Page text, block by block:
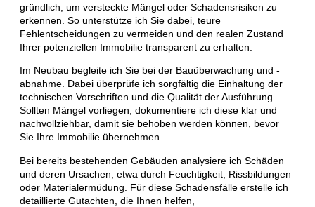
gründlich, um versteckte Mängel oder Schadensrisiken zu
erkennen. So unterstütze ich Sie dabei, teure
Fehlentscheidungen zu vermeiden und den realen Zustand
Ihrer potenziellen Immobilie transparent zu erhalten.
Im Neubau begleite ich Sie bei der Bauüberwachung und -
abnahme. Dabei überprüfe ich sorgfältig die Einhaltung der
technischen Vorschriften und die Qualität der Ausführung.
Sollten Mängel vorliegen, dokumentiere ich diese klar und
nachvollziehbar, damit sie behoben werden können, bevor
Sie Ihre Immobilie übernehmen.
Bei bereits bestehenden Gebäuden analysiere ich Schäden
und deren Ursachen, etwa durch Feuchtigkeit, Rissbildungen
oder Materialermüdung. Für diese Schadensfälle erstelle ich
detaillierte Gutachten, die Ihnen helfen,